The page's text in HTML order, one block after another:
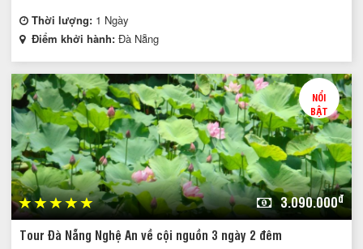
Thời lượng: 1 Ngày
Điểm khởi hành: Đà Nẵng
NỔI
BẬT
3.090.000đ
Tour Đà Nẵng Nghệ An về cội nguồn 3 ngày 2 đêm